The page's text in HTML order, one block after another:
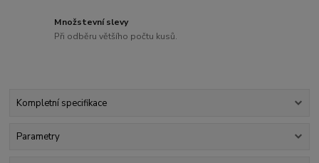
Množstevní slevy
Při odběru většího počtu kusů.
Kompletní specifikace
Parametry